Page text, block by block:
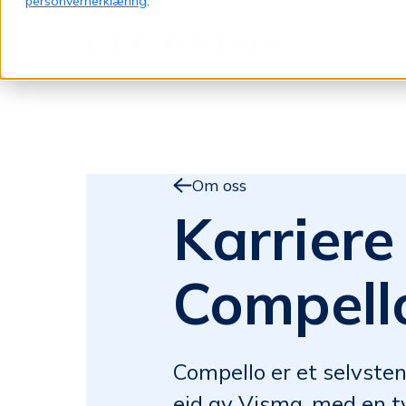
Om oss
Karriere
Compello er et